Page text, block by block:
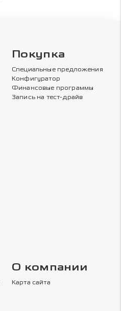
Покупка
Специальные предложения
Конфигуратор
Финансовые программы
Запись на тест-драйв
О компании
Карта сайта